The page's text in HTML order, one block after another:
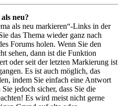
neu?
als neu markieren“-Links in der
das Thema wieder ganz nach
Forums holen. Wenn Sie den
sehen, dann ist die Funktion
oder seit der letzten Markierung ist
Es ist auch möglich, das
indem Sie einfach eine Antwort
jedoch sicher, dass Sie die
Es wird meist nicht gerne